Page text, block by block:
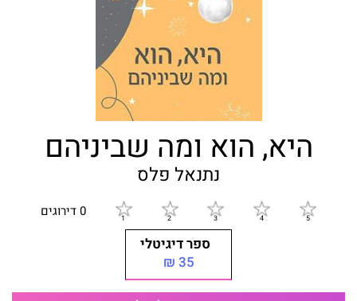
היא, הוא ומה שביניהם
נתנאל פלס
0 דירוגים
ספר דיגיטלי
35 ₪